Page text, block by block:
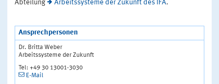
Abteilung
Arbeitssysteme der Zukunft des IFA.
Ansprechpersonen
Dr. Britta Weber
Arbeitssysteme der Zukunft
Tel: +49 30 13001-3030
E-Mail